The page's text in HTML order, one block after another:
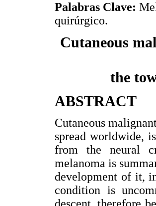
Palabras Clave:
quirúrgico.
Cutaneous
the
ABSTRACT
Cutaneous
spread worldwide,
from the neural
melanoma is
development of it,
condition is